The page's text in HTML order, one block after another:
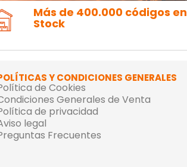
Más de 400.000 códigos en
Stock
Y CONDICIONES GENERALES
de Cookies
Generales de Venta
de privacidad
legal
Frecuentes